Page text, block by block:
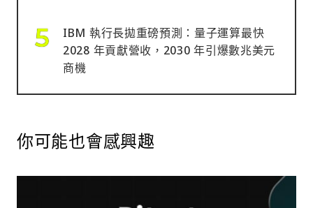
IBM 執行長拋重磅預測：量子運算最快
2028 年貢獻營收，2030 年引爆數兆美元
商機
你可能也會感興趣